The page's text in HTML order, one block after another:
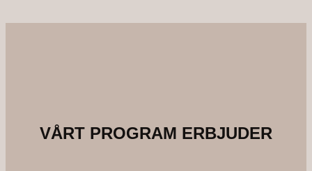
VÅRT PROGRAM ERBJUDER